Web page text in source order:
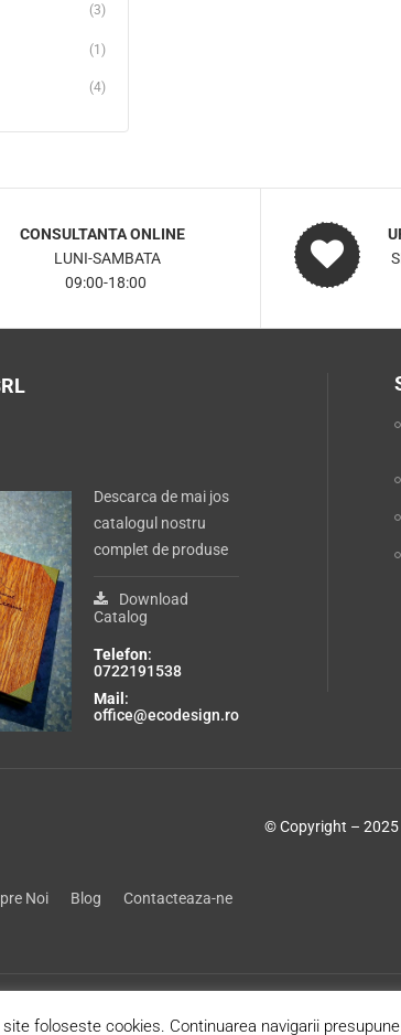
(3)
(1)
(4)
CONSULTANTA ONLINE
LUNI-SAMBATA
09:00-18:00
Descarca de mai jos
catalogul nostru
complet de produse
Download
Catalog
Telefon:
0722191538
Mail :
office@ecodesign.ro
© Copyright – 2025
Noi Blog Contacteaza-ne
foloseste cookies. Continuarea navigarii